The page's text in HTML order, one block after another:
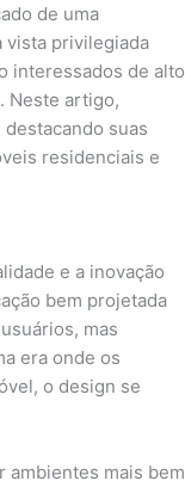
de uma
vista privilegiada
interessados de alto
Neste artigo,
suas
residenciais e
e a inovação
bem projetada
mas
era onde os
o design se
ambientes mais bem